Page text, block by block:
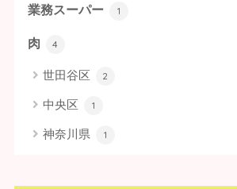
業務スーパー 1
肉 4
世田谷区 2
中央区 1
神奈川県 1